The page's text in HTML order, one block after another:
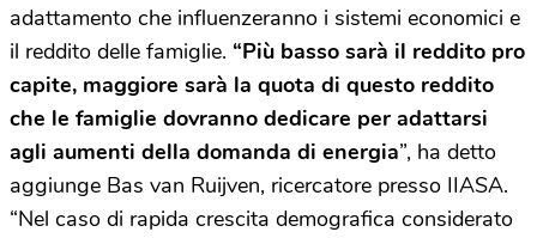
adattamento che influenzeranno i sistemi economici e
il reddito delle famiglie. “Più basso sarà il reddito pro
capite, maggiore sarà la quota di questo reddito
che le famiglie dovranno dedicare per adattarsi
agli aumenti della domanda di energia”, ha detto
aggiunge Bas van Ruijven, ricercatore presso IIASA.
“Nel caso di rapida crescita demografica considerato